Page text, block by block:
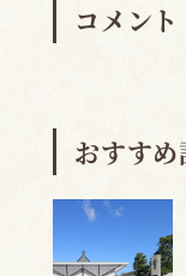
コメント
おすす